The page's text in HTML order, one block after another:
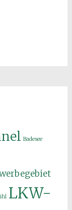
Badesee
LKW-